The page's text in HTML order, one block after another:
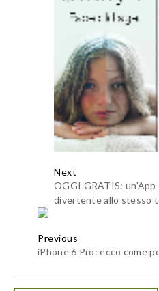
Next
OGGI GRATIS:
divertente allo stesso
Previous
iPhone 6 Pro: ecco come